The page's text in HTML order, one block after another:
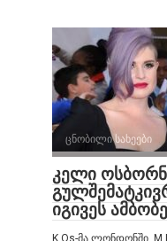
ცნობილი სახეები
კელი
იგივეს
K Os-მა ლონდონში, M